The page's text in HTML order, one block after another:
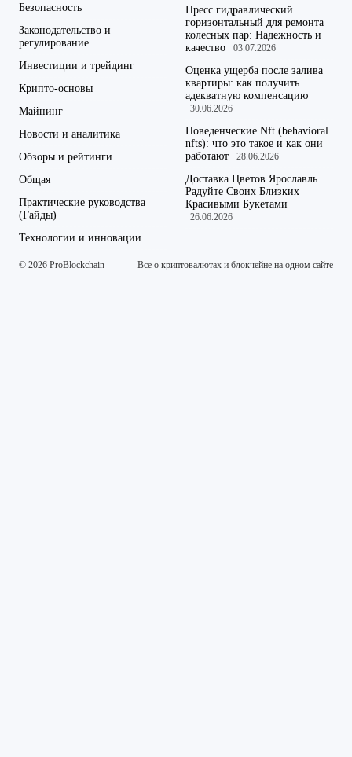
Безопасность
Законодательство и
регулирование
Инвестиции и трейдинг
Крипто-основы
Майнинг
Новости и аналитика
Обзоры и рейтинги
Общая
Практические руководства
(Гайды)
Технологии и инновации
Пресс гидравлический
горизонтальный для ремонта
колесных пар: Надежность и
качество
03.07.2026
Оценка ущерба после залива
квартиры: как получить
адекватную компенсацию
30.06.2026
Поведенческие Nft (behavioral
nfts): что это такое и как они
работают
28.06.2026
Доставка Цветов Ярославль
Радуйте Своих Близких
Красивыми Букетами
26.06.2026
© 2026 ProBlockchain Все о криптовалютах и блокчейне на одном сайте